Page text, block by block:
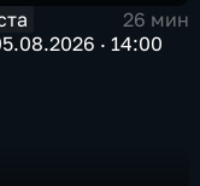
26 мин
· 14:00